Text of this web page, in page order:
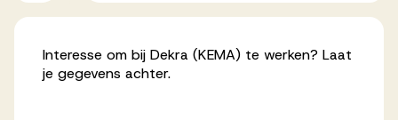
Inspiratie
Interesse om bij Dekra (KEMA) te werken? Laat
je gegevens achter.